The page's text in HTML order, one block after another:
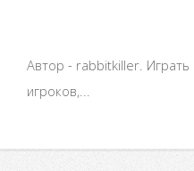
Автор - rabbitkiller. Играть
игроков,...